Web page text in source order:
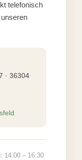
telefonisch
· 36304
14:00 – 16:30